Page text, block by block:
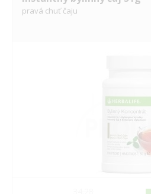
pravá chuť čaju